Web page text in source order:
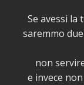
Se avessi la
saremmo
non
e invece